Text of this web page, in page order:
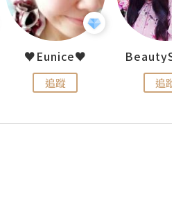
♥Eunice♥
追蹤 追蹤